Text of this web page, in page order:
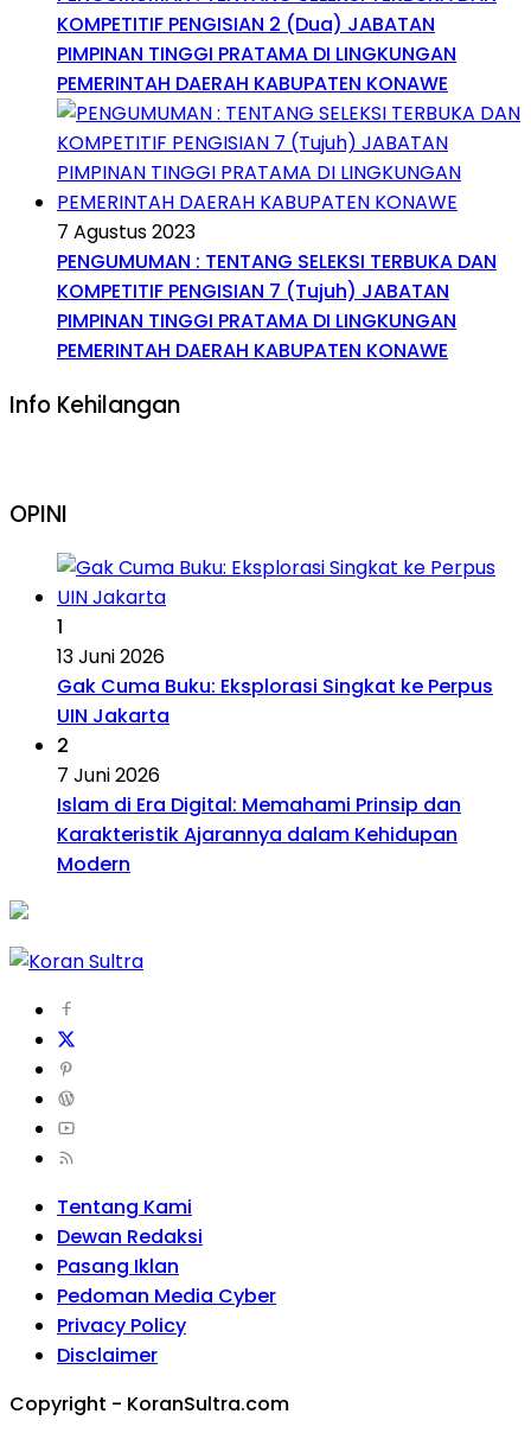
KOMPETITIF PENGISIAN 2 (Dua) JABATAN
PIMPINAN TINGGI PRATAMA DI LINGKUNGAN
PEMERINTAH DAERAH KABUPATEN KONAWE
7 Agustus 2023
PENGUMUMAN : TENTANG SELEKSI TERBUKA DAN
KOMPETITIF PENGISIAN 7 (Tujuh) JABATAN
PIMPINAN TINGGI PRATAMA DI LINGKUNGAN
PEMERINTAH DAERAH KABUPATEN KONAWE
Info Kehilangan
OPINI
1
13 Juni 2026
Gak Cuma Buku: Eksplorasi Singkat ke Perpus
UIN Jakarta
2
7 Juni 2026
Islam di Era Digital: Memahami Prinsip dan
Karakteristik Ajarannya dalam Kehidupan
Modern
Tentang Kami
Dewan Redaksi
Pasang Iklan
Pedoman Media Cyber
Privacy Policy
Disclaimer
Copyright - KoranSultra.com